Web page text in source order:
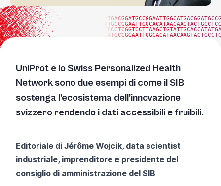
UniProt e lo Swiss Personalized Health
Network sono due esempi di come il SIB
sostenga l’ecosistema dell’innovazione
svizzero rendendo i dati accessibili e fruibili.
Editoriale di Jérôme Wojcik, data scientist
industriale, imprenditore e presidente del
consiglio di amministrazione del SIB